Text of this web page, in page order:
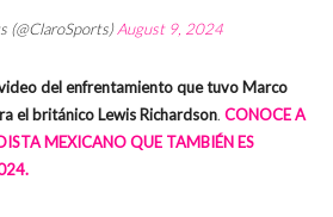
(@ClaroSports)August 9, 2024
del enfrentamiento que tuvo Marco
el británico Lewis Richardson. CONOCE A
MEXICANO QUE TAMBIÉN ES